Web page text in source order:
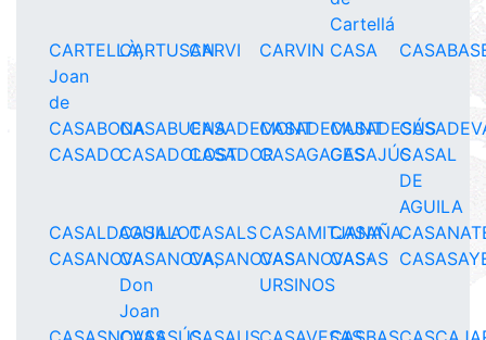
Cartellá
CARTELLÀ,
Joan
de
CARTUSANCARVI CARVIN CASA
CASABONACASABUENACASADEMONTCASADEMUNTCASADESÚS
CASADOCASADOLOST
CASADORCASAGAGESCASAJÚSCASAL
DE
AGUILA
CASALDAGUILA
CASALOTCASALSCASAMITJANA
CASAÑA
CASANOVACASANOVA,
Don
Joan
CASANOVASCASANOVAS-
URSINOS
CASAS